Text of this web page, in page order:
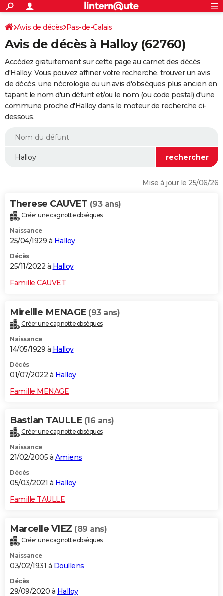
ACTUALITÉS
Politique
Société
Faits Divers
Education
Monde
Villes
+
SPORT
Coupe du monde 2026
Football
Tennis
Cyclisme
Rugby
Forum
Programme TV
TNT
Streaming
Cinéma
Sorties cinéma
Musique
+
FINANCE
Retraite
Epargne
Immobilier
Risques naturels par ville
Assurance
AUTO
Essais
Réserver un essai
Citadines
Berlines
SUV
Forum auto
+
HIGH-TECH
BRICOLAGE
WEEK-END
Alimentation
Guide de la santé
Maladies
Médicaments
Sommeil
VOYAGE
Destinations
City break
Voyage nature
Voyage de noces
Forum
Climat
+PHOTO
GUIDES D'ACHAT
Carte de Noël
Carte Bonne année
Carte Saint-Valentin
Carte Pâques
Carte d'anniversaire
DICTIONNAIRE
Dictionnaire
Biographies
Citations
Expressions
Proverbes
PROGRAMME TV
S'inscrire
Se connecter
Lycées
Collèges
Primaires
Universités
Entreprises
Service militaire
Avis de recherche
AVIS DE DÉCÈS
FORUM
Bricolage
Television
S'inscrire
Connexion
Avis de décès Pas-de-Calais
Avis de décès à Halloy (62760)
Accédez gratuitement sur cette page au carnet des décès
d'Halloy. Vous pouvez affiner votre recherche, trouver un avis
de décès, une nécrologie ou un avis d'obsèques plus ancien en
tapant le nom d'un défunt et/ou le nom (ou code postal) d'une
commune proche d'Halloy dans le moteur de recherche ci-
dessous.
Mise à jour le 25/06/26
Therese CAUVET (93 ans)
Créer une cagnotte obsèques
Naissance
25/04/1929 à Halloy
Décès
25/11/2022 à Halloy
Famille CAUVET
Mireille MENAGE (93 ans)
Créer une cagnotte obsèques
Naissance
14/05/1929 à Halloy
Décès
01/07/2022 à Halloy
Famille MENAGE
Bastian TAULLE (16 ans)
Créer une cagnotte obsèques
Naissance
21/02/2005 à Amiens
Décès
05/03/2021 à Halloy
Famille TAULLE
Marcelle VIEZ (89 ans)
Créer une cagnotte obsèques
Naissance
03/02/1931 à Doullens
Décès
29/09/2020 à Halloy